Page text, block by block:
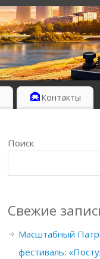
Контакты
Поиск
Свежие
Масштабный
фестиваль: